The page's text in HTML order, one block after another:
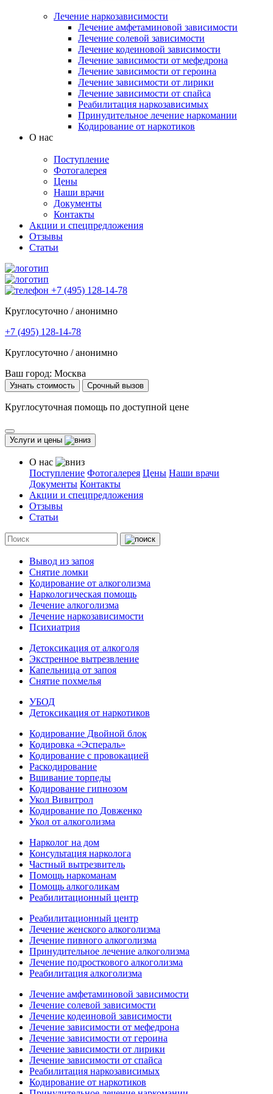
Лечение наркозависимости
Лечение амфетаминовой зависимости
Лечение солевой зависимости
Лечение кодеиновой зависимости
Лечение зависимости от мефедрона
Лечение зависимости от героина
Лечение зависимости от лирики
Лечение зависимости от спайса
Реабилитация наркозависимых
Принудительное лечение наркомании
Кодирование от наркотиков
О нас
Поступление
Фотогалерея
Цены
Наши врачи
Документы
Контакты
Акции и спецпредложения
Отзывы
Статьи
+7 (495) 128-14-78
Круглосуточно / анонимно
+7 (495) 128-14-78
Круглосуточно / анонимно
Ваш город: Москва
Узнать стоимость Срочный вызов
Круглосуточная помощь по доступной цене
Услуги и цены
О нас
Поступление Фотогалерея Цены Наши врачи
Документы Контакты
Акции и спецпредложения
Отзывы
Статьи
Вывод из запоя
Снятие ломки
Кодирование от алкоголизма
Наркологическая помощь
Лечение алкоголизма
Лечение наркозависимости
Психиатрия
Детоксикация от алкоголя
Экстренное вытрезвление
Капельница от запоя
Снятие похмелья
УБОД
Детоксикация от наркотиков
Кодирование Двойной блок
Кодировка «Эспераль»
Кодирование с провокацией
Раскодирование
Вшивание торпеды
Кодирование гипнозом
Укол Вивитрол
Кодирование по Довженко
Укол от алкоголизма
Нарколог на дом
Консультация нарколога
Частный вытрезвитель
Помощь наркоманам
Помощь алкоголикам
Реабилитационный центр
Реабилитационный центр
Лечение женского алкоголизма
Лечение пивного алкоголизма
Принудительное лечение алкоголизма
Лечение подросткового алкоголизма
Реабилитация алкоголизма
Лечение амфетаминовой зависимости
Лечение солевой зависимости
Лечение кодеиновой зависимости
Лечение зависимости от мефедрона
Лечение зависимости от героина
Лечение зависимости от лирики
Лечение зависимости от спайса
Реабилитация наркозависимых
Кодирование от наркотиков